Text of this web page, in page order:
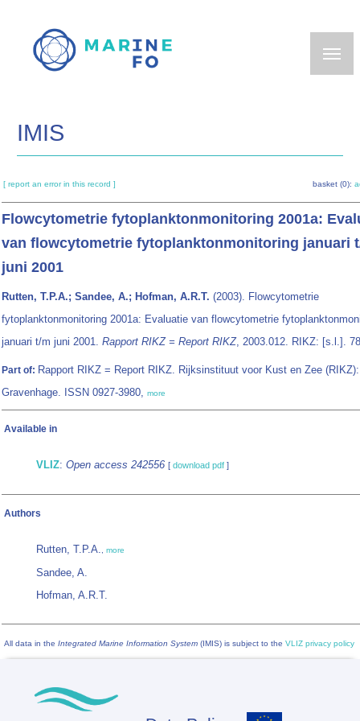
main
IMIS
[ report an error in this record ] basket (0):
Flowcytometrie fytoplanktonmonitoring 2001a:
van flowcytometrie fytoplanktonmonitoring januari
juni 2001
Rutten, T.P.A.; Sandee, A.; Hofman, A.R.T. (2003). Flowcytometrie
fytoplanktonmonitoring 2001a: Evaluatie van flowcytometrie
januari t/m juni 2001. Rapport RIKZ = Report RIKZ, 2003.012. RIKZ: [s.l.].
Part of: Rapport RIKZ = Report RIKZ. Rijksinstituut voor Kust en Zee
Gravenhage. ISSN 0927-3980, more
Available in
VLIZ: Open access 242556 [ download pdf ]
Authors
Rutten, T.P.A., more
Sandee, A.
Hofman, A.R.T.
All data in the Integrated Marine Information System (IMIS) is subject to the VLIZ privacy policy